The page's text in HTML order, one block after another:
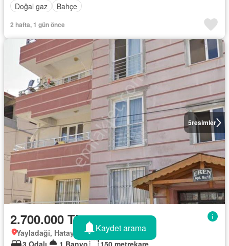
Doğal gaz
Bahçe
2 hafta, 1 gün önce
5resimler
2.700.000 TL
Yayladaği, Hatay
3 Odalı
1 Banyo 150 metrekare
Kaydet arama